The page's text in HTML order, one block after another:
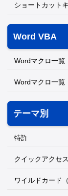
ショートカット
Word VBA
Wordマクロ一覧
Wordマクロ一覧
テーマ別
特許
クイックアクセ
ワイルドカード